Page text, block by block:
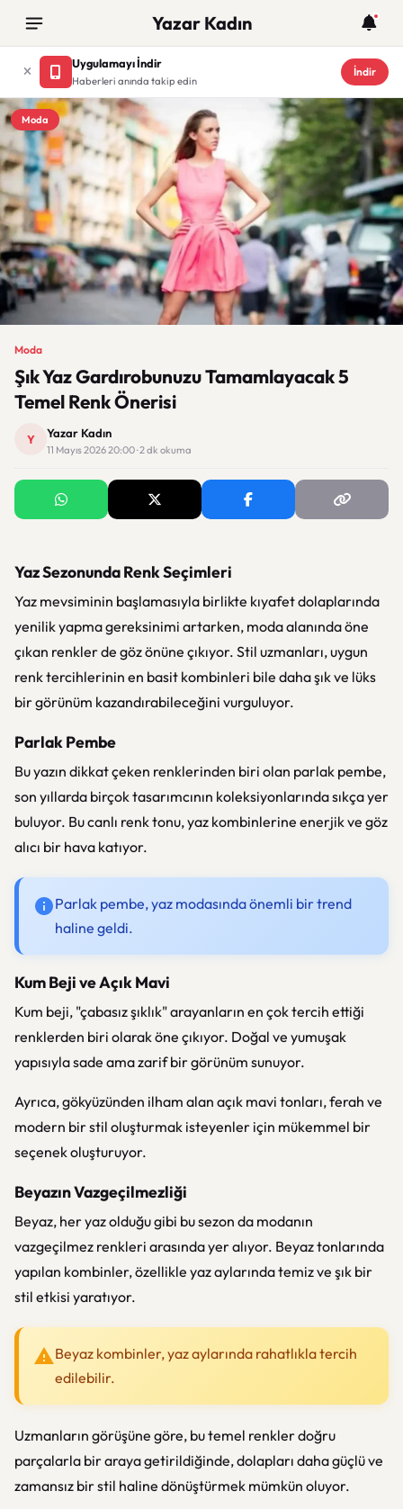
Yazar Kadın
Uygulamayı İndir
Haberleri anında takip edin
İndir
Moda
Moda
Şık Yaz Gardırobunuzu Tamamlayacak 5
Temel Renk Önerisi
Y Yazar Kadın
11 Mayıs 2026 20:00 · 2 dk okuma
Yaz Sezonunda Renk Seçimleri
Yaz mevsiminin başlamasıyla birlikte kıyafet dolaplarında
yenilik yapma gereksinimi artarken, moda alanında öne
çıkan renkler de göz önüne çıkıyor. Stil uzmanları, uygun
renk tercihlerinin en basit kombinleri bile daha şık ve lüks
bir görünüm kazandırabileceğini vurguluyor.
Parlak Pembe
Bu yazın dikkat çeken renklerinden biri olan parlak pembe,
son yıllarda birçok tasarımcının koleksiyonlarında sıkça yer
buluyor. Bu canlı renk tonu, yaz kombinlerine enerjik ve göz
alıcı bir hava katıyor.
Parlak pembe, yaz modasında önemli bir trend
haline geldi.
Kum Beji ve Açık Mavi
Kum beji, "çabasız şıklık" arayanların en çok tercih ettiği
renklerden biri olarak öne çıkıyor. Doğal ve yumuşak
yapısıyla sade ama zarif bir görünüm sunuyor.
Ayrıca, gökyüzünden ilham alan açık mavi tonları, ferah ve
modern bir stil oluşturmak isteyenler için mükemmel bir
seçenek oluşturuyor.
Beyazın Vazgeçilmezliği
Beyaz, her yaz olduğu gibi bu sezon da modanın
vazgeçilmez renkleri arasında yer alıyor. Beyaz tonlarında
yapılan kombinler, özellikle yaz aylarında temiz ve şık bir
stil etkisi yaratıyor.
Beyaz kombinler, yaz aylarında rahatlıkla tercih
edilebilir.
Uzmanların görüşüne göre, bu temel renkler doğru
parçalarla bir araya getirildiğinde, dolapları daha güçlü ve
zamansız bir stil haline dönüştürmek mümkün oluyor.